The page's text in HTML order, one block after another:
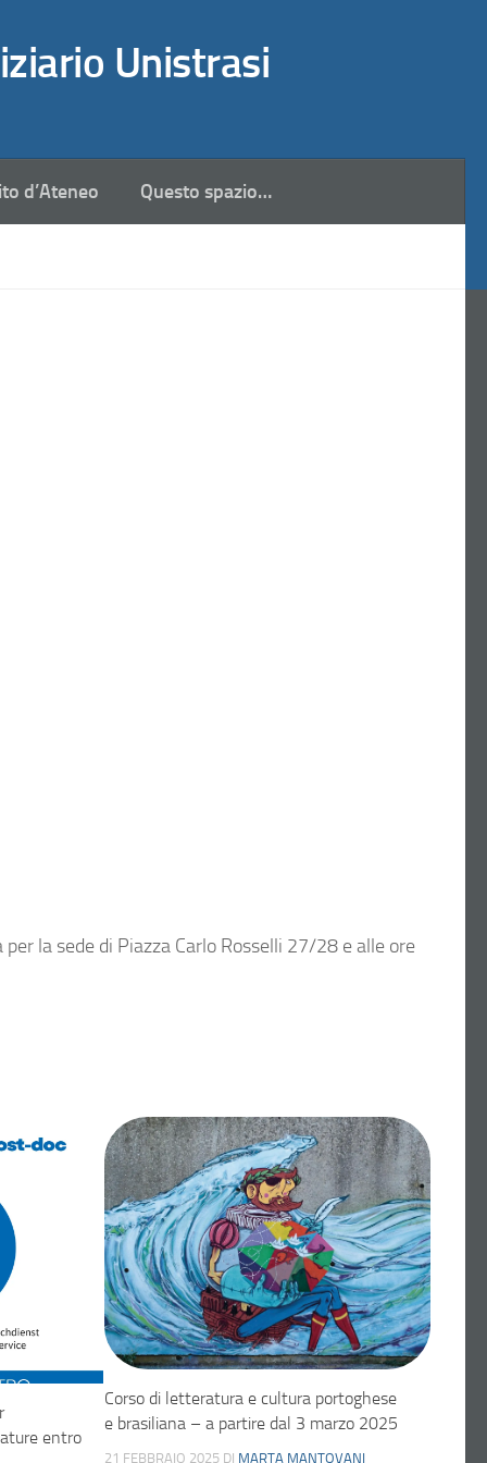
Unistrasi
d’Ateneo Questo spazio…
la sede di Piazza Carlo Rosselli 27/28 e alle ore
entro
Corso di letteratura e cultura portoghese
e brasiliana – a partire dal 3 marzo 2025
21 FEBBRAIO 2025 DI MARTA MANTOVANI